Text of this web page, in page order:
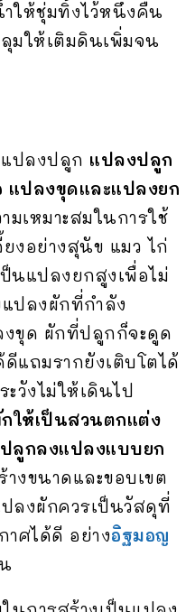
ให้ชุ่มทิ้งไว้หนึ่งคืน
มให้เติมดินเพิ่มจน
ปลงปลูก แปลงปลูก
แปลงขุดและแปลงยก
เหมาะสมในการใช้
งอย่างสุนัข แมว ไก่
นแปลงยกสูงเพื่อไม่
ปลงผักที่กำลัง
งขุด ผักที่ปลูกก็จะดูด
แถมรากยังเติบโตได้
วังไม่ให้เดินไป
ให้เป็นสวนตกแต่ง
ลูกลงแปลงแบบยก
งขนาดและขอบเขต
ลงผักควรเป็นวัสดุที่
าศได้ดี อย่างอิฐมอญ